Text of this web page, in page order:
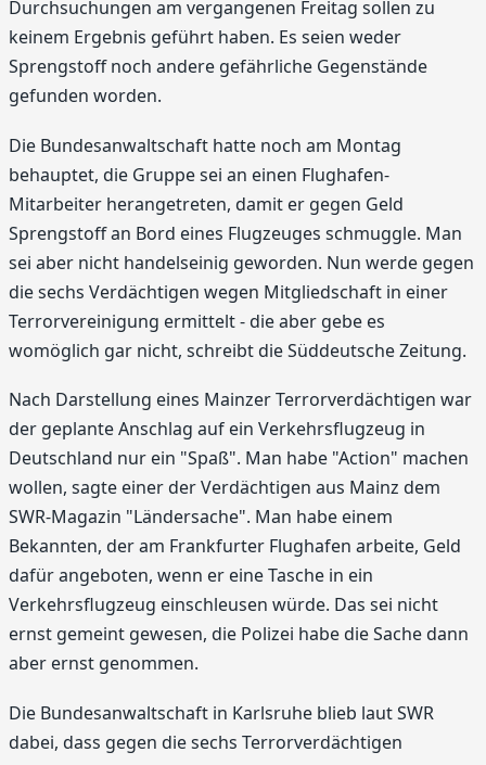
Durchsuchungen am vergangenen Freitag sollen zu
keinem Ergebnis geführt haben. Es seien weder
Sprengstoff noch andere gefährliche Gegenstände
gefunden worden.
Die Bundesanwaltschaft hatte noch am Montag
behauptet, die Gruppe sei an einen Flughafen-
Mitarbeiter herangetreten, damit er gegen Geld
Sprengstoff an Bord eines Flugzeuges schmuggle. Man
sei aber nicht handelseinig geworden. Nun werde gegen
die sechs Verdächtigen wegen Mitgliedschaft in einer
Terrorvereinigung ermittelt - die aber gebe es
womöglich gar nicht, schreibt die Süddeutsche Zeitung.
Nach Darstellung eines Mainzer Terrorverdächtigen war
der geplante Anschlag auf ein Verkehrsflugzeug in
Deutschland nur ein "Spaß". Man habe "Action" machen
wollen, sagte einer der Verdächtigen aus Mainz dem
SWR-Magazin "Ländersache". Man habe einem
Bekannten, der am Frankfurter Flughafen arbeite, Geld
dafür angeboten, wenn er eine Tasche in ein
Verkehrsflugzeug einschleusen würde. Das sei nicht
ernst gemeint gewesen, die Polizei habe die Sache dann
aber ernst genommen.
Die Bundesanwaltschaft in Karlsruhe blieb laut SWR
dabei, dass gegen die sechs Terrorverdächtigen